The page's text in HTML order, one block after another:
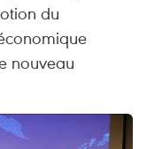
du
nouveau